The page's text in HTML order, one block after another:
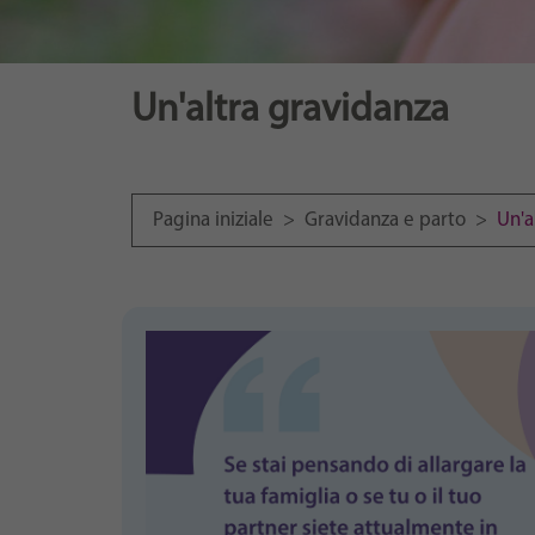
Un'altra gravidanza
Pagina iniziale > Gravidanza e parto >